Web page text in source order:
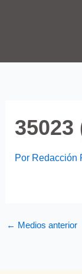
35023
Por Redacción
← Medios anterior